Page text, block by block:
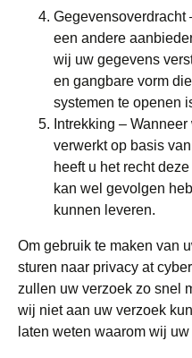
Gegevensoverdracht
een andere
wij uw gegevens
en gangbare vorm
systemen te openen
Intrekking –
verwerkt op basis
heeft u het recht
kan wel gevolgen
kunnen leveren.
Om gebruik te maken van
sturen naar privacy at
zullen uw verzoek zo snel
wij niet aan uw verzoek
laten weten waarom wij